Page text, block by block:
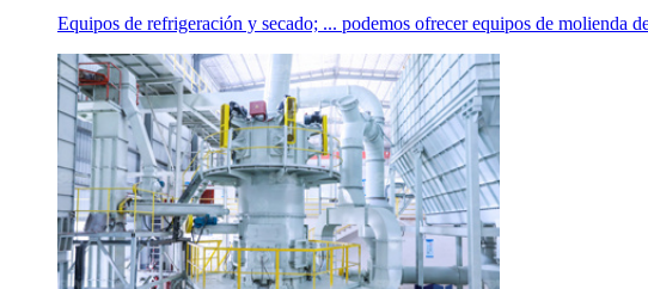
Equipos de refrigeración y secado; ... podemos ofrecer equipos de molienda